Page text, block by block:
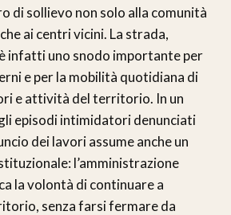
di sollievo non solo alla comunità
ai centri vicini. La strada,
infatti uno snodo importante per
e per la mobilità quotidiana di
e attività del territorio. In un
episodi intimidatori denunciati
dei lavori assume anche un
l’amministrazione
la volontà di continuare a
senza farsi fermare da